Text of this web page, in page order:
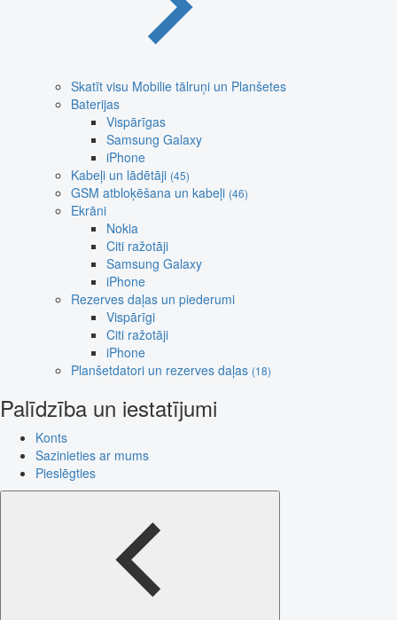
Skatīt visu Mobilie tālruņi un Planšetes
Baterijas
Vispārīgas
Samsung Galaxy
iPhone
Kabeļi un lādētāji (45)
GSM atbloķēšana un kabeļi (46)
Ekrāni
Nokia
Citi ražotāji
Samsung Galaxy
iPhone
Rezerves daļas un piederumi
Vispārīgi
Citi ražotāji
iPhone
Planšetdatori un rezerves daļas (18)
Palīdzība un iestatījumi
Konts
Sazinieties ar mums
Pieslēgties